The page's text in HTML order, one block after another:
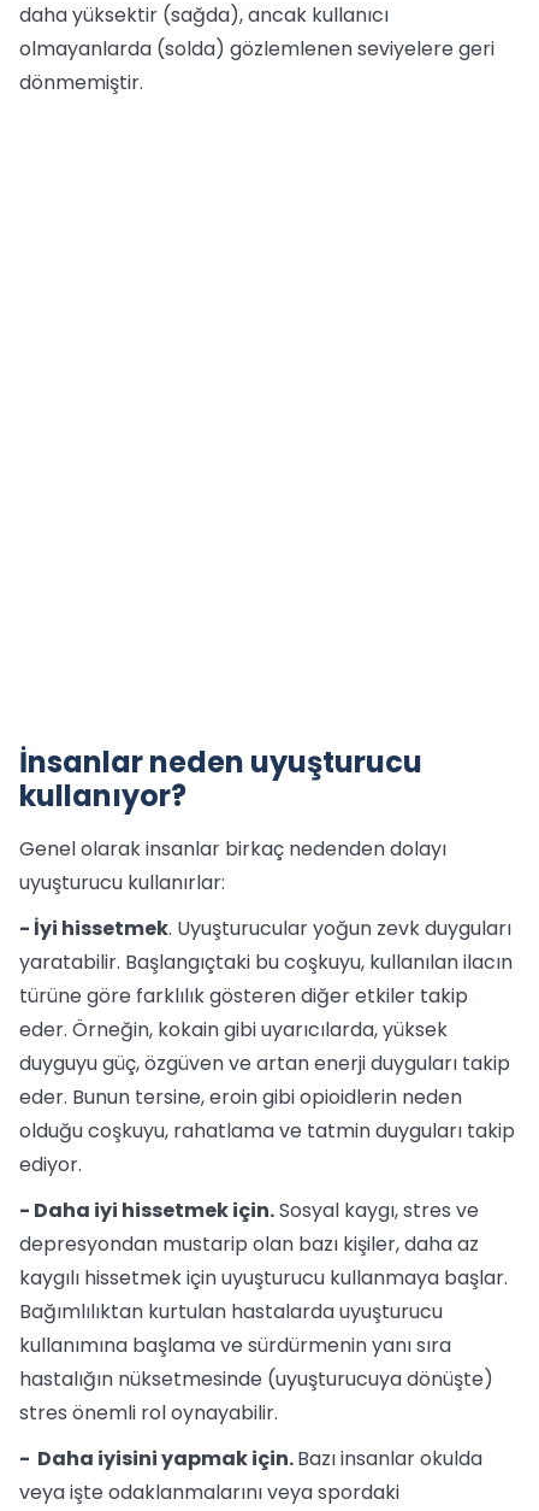
daha yüksektir (sağda), ancak kullanıcı
olmayanlarda (solda) gözlemlenen seviyelere geri
dönmemiştir.
İnsanlar neden uyuşturucu
kullanıyor?
Genel olarak insanlar birkaç nedenden dolayı
uyuşturucu kullanırlar:
- İyi hissetmek. Uyuşturucular yoğun zevk duyguları
yaratabilir. Başlangıçtaki bu coşkuyu, kullanılan ilacın
türüne göre farklılık gösteren diğer etkiler takip
eder. Örneğin, kokain gibi uyarıcılarda, yüksek
duyguyu güç, özgüven ve artan enerji duyguları takip
eder. Bunun tersine, eroin gibi opioidlerin neden
olduğu coşkuyu, rahatlama ve tatmin duyguları takip
ediyor.
- Daha iyi hissetmek için.Sosyal kaygı, stres ve
depresyondan mustarip olan bazı kişiler, daha az
kaygılı hissetmek için uyuşturucu kullanmaya başlar.
Bağımlılıktan kurtulan hastalarda uyuşturucu
kullanımına başlama ve sürdürmenin yanı sıra
hastalığın nüksetmesinde (uyuşturucuya dönüşte)
stres önemli rol oynayabilir.
- Daha iyisini yapmak için.Bazı insanlar okulda
veya işte odaklanmalarını veya spordaki